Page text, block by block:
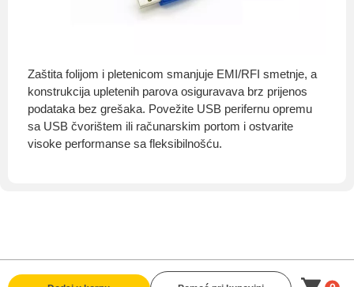
Zaštita folijom i pletenicom smanjuje EMI/RFI smetnje, a
konstrukcija upletenih parova osiguravava brz prijenos
podataka bez grešaka. Povežite USB perifernu opremu
sa USB čvorištem ili računarskim portom i ostvarite
visoke performanse sa fleksibilnošću.